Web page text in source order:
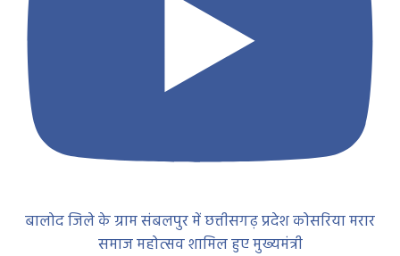
बालोद जिले के ग्राम संबलपुर में छत्तीसगढ़ प्रदेश कोसरिया मरार
समाज महोत्सव शामिल हुए मुख्यमंत्री